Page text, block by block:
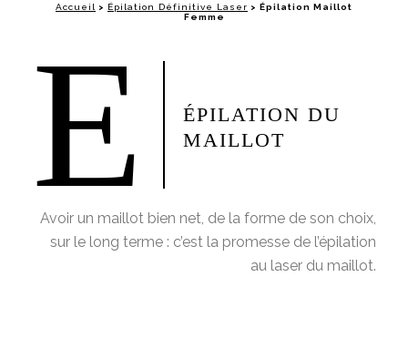
Accueil > Épilation Définitive Laser > Épilation Maillot
Femme
E
ÉPILATION DU
MAILLOT
Avoir un maillot bien net, de la forme de son choix,
sur le long terme : c’est la promesse de l’épilation
au laser du maillot.